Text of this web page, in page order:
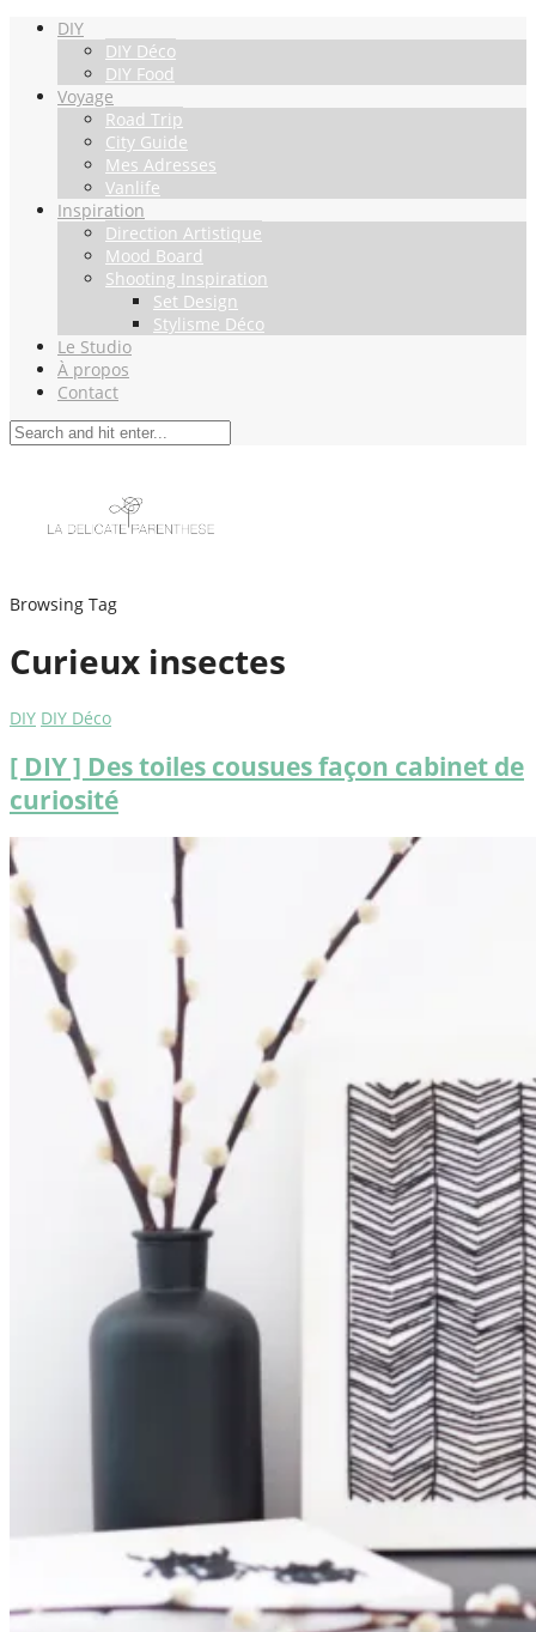
DIY
DIY Déco
DIY Food
Voyage
Road Trip
City Guide
Mes Adresses
Vanlife
Inspiration
Direction Artistique
Mood Board
Shooting Inspiration
Set Design
Stylisme Déco
Le Studio
À propos
Contact
Browsing Tag
Curieux insectes
DIY DIY Déco
[ DIY ] Des toiles cousues façon cabinet de
curiosité